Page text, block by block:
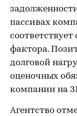
пассивах
фактора.
долговой
оценочных
компании на
Агентство